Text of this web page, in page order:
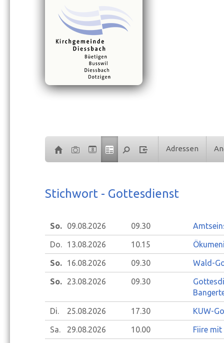
8 Adressen
Stichwort - Gottesdienst
So. 09.08.2026 09.30
Do. 13.08.2026 10.15
So. 16.08.2026 09.30 Wald-
So. 23.08.2026 09.30
Di. 25.08.2026 17.30 KUW-
Sa. 29.08.2026 10.00 Fiire mit